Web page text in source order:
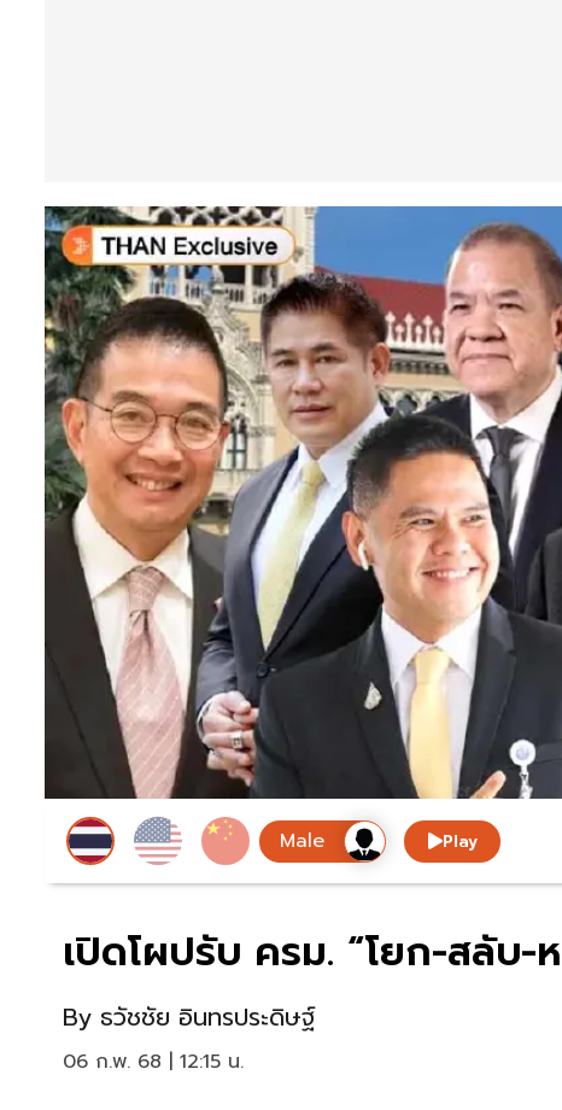
Play
เปิดโผปรับ ครม. “โยก-สลับ
By ธวัชชัย อินทรประดิษฐ์
06 ก.พ. 68 | 12:15 น.